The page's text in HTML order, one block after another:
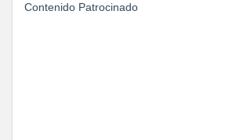
Contenido Patrocinado